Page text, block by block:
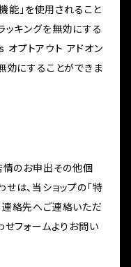
」を使用されること
ッキングを無効にする
プトアウト アドオン
効にすることができま
情のお申出その他個
は、当ショップの「特
絡先へご連絡いただ
せフォームよりお問い